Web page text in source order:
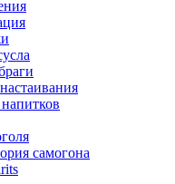
самогона